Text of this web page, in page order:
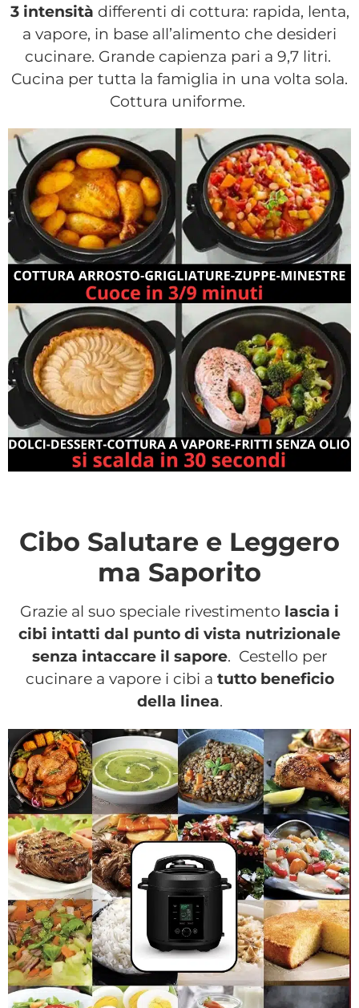
3 intensità differenti di cottura: rapida, lenta,
a vapore, in base all’alimento che desideri
cucinare. Grande capienza pari a 9,7 litri.
Cucina per tutta la famiglia in una volta sola.
Cottura uniforme.
Cibo Salutare e Leggero
ma Saporito
Grazie al suo speciale rivestimento lascia i
cibi intatti dal punto di vista nutrizionale
senza intaccare il sapore. Cestello per
cucinare a vapore i cibi a tutto beneficio
della linea.